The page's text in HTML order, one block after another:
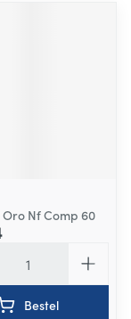
Nf Comp 60
Bestel